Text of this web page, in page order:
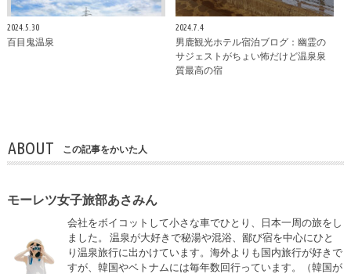
2024.5.30
百目鬼温泉
2024.7.4
男鹿観光ホテル宿泊ブログ：幽霊の
サジェストがちょい怖だけど温泉泉
質最高の宿
ABOUT この記事をかいた人
モーレツ女子旅部あさみん
会社をボイコットして小さな車でひとり、日本一周の旅をし
ました。 温泉が大好きで秘湯や混浴、鄙び宿を中心にひと
り温泉旅行に出かけています。海外よりも国内旅行が好きで
すが、韓国やベトナムには毎年数回行っています。（韓国が